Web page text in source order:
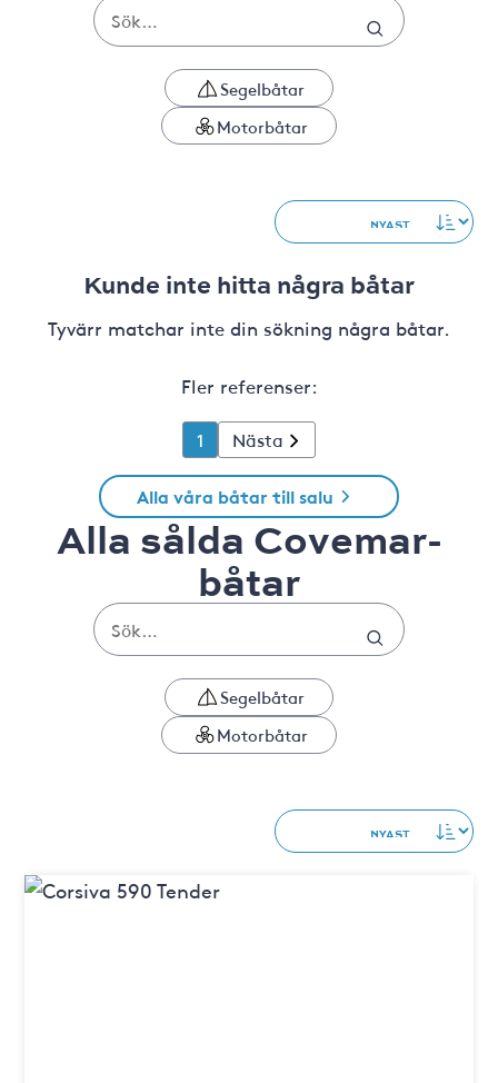
Segelbåtar
Motorbåtar
Kunde inte hitta några båtar
Tyvärr matchar inte din sökning några båtar.
Fler referenser:
1 Nästa
Alla våra båtar till salu
Alla sålda Covemar-
båtar
Segelbåtar
Motorbåtar